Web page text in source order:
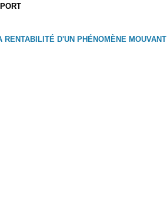
D'UN PHÉNOMÈNE MOUVANT